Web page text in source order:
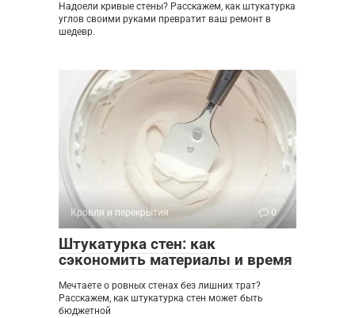
Надоели кривые стены? Расскажем, как штукатурка
углов своими руками превратит ваш ремонт в
шедевр.
Кровля и перекрытия 0
Штукатурка стен: как
сэкономить материалы и время
Мечтаете о ровных стенах без лишних трат?
Расскажем, как штукатурка стен может быть
бюджетной